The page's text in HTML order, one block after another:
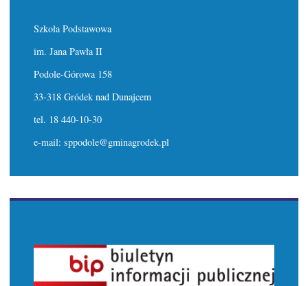
Szkoła Podstawowa
im. Jana Pawła II
Podole-Górowa 158
33-318 Gródek nad Dunajcem
tel. 18 440-10-30
e-mail: sppodole@gminagrodek.pl